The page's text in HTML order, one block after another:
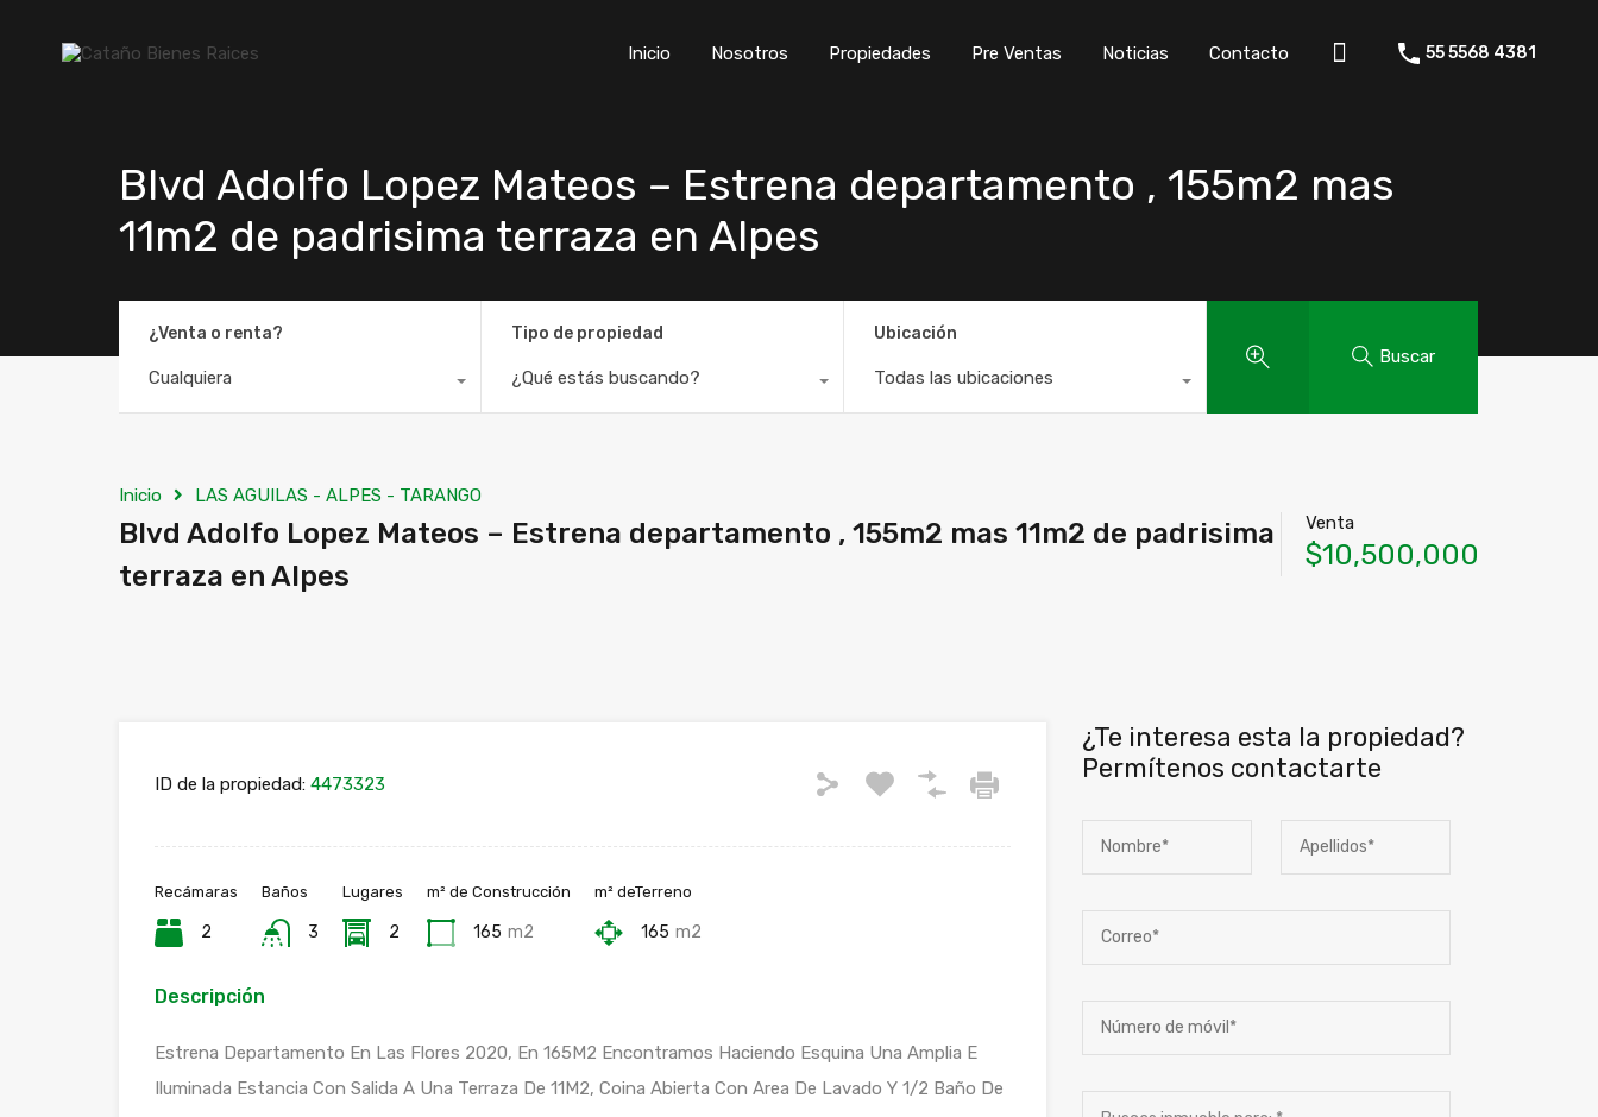
Inicio Nosotros Propiedades Pre Ventas Noticias Contacto 55 5568 4381
Inicio Nosotros Propiedades Pre Ventas Noticias Contacto 55 5568 4381
Blvd Adolfo Lopez Mateos – Estrena departamento , 155m2 mas
11m2 de padrisima terraza en Alpes
¿Venta o renta?
Cualquiera
Tipo de propiedad
¿Qué estás buscando?
Ubicación
Todas las ubicaciones
Buscar
Inicio LAS AGUILAS - ALPES - TARANGO
Blvd Adolfo Lopez Mateos – Estrena departamento , 155m2 mas 11m2 de padrisima
terraza en Alpes
Venta
$10,500,000
ID de la propiedad: 4473323
Recámaras
2
Baños
3
Lugares
2
m² de Construcción
165 m2
m² deTerreno
165 m2
Descripción
Estrena Departamento En Las Flores 2020, En 165M2 Encontramos Haciendo Esquina Una Amplia E
Iluminada Estancia Con Salida A Una Terraza De 11M2, Coina Abierta Con Area De Lavado Y 1/2 Baño De
¿Te interesa esta la propiedad?
Permítenos contactarte